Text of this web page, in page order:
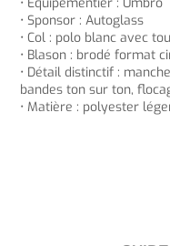
• Sponsor : Autoglass
• Col : polo blanc avec
• Blason : brodé format
• Détail distinctif :
bandes ton sur ton,
• Matière : polyester